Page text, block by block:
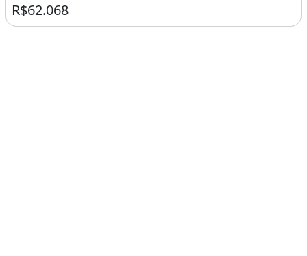
R$62.068